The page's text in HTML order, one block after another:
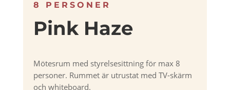
8 PERSONER
Pink Haze
Mötesrum med styrelsesittning för max 8
personer. Rummet är utrustat med TV-skärm
och whiteboard.